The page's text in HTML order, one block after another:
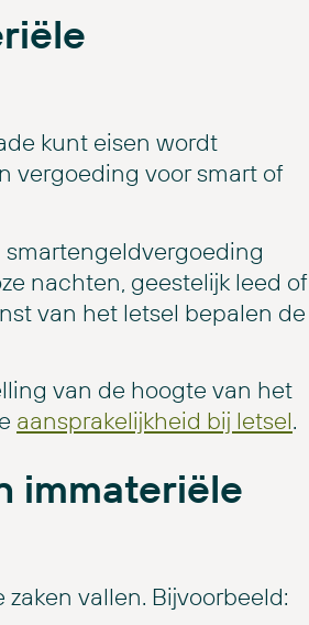
kunt eisen wordt
vergoeding voor smart of
nachten, geestelijk leed of
van het letsel bepalen de
van de hoogte van het
aansprakelijkheid bij letsel.
immateriële
vallen. Bijvoorbeeld: